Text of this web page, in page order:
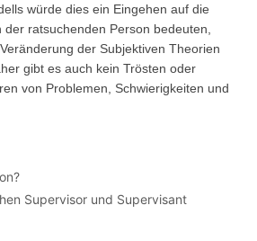
würde dies ein Eingehen auf die
ratsuchenden Person bedeuten,
der Subjektiven Theorien
gibt es auch kein Trösten oder
von Problemen, Schwierigkeiten und
Supervisor und Supervisant